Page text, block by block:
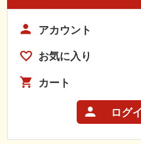
アカウント
お気に入り
カート
ログ